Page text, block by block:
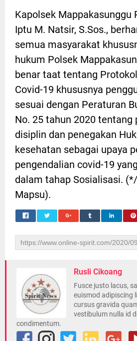
Kapolsek Mappakasunggu
Iptu M. Natsir, S.Sos.,
semua masyarakat
hukum Polsek
benar taat tentang
Covid-19 khususnya
sesuai dengan Peraturan
No. 25 tahun 2020 tentang
disiplin dan penegakan
kesehatan sebagai upaya
pengendalian covid-19
dalam tahap Sosialisasi.
Mapsu).
Rusli Cikoang
Fusce justo lacus,
euismod adipiscing
cursus gravida
vestibulum nulla id
condimentum.